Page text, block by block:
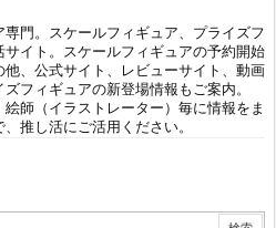
専門。スケールフィギュア、プライズフ
サイト。スケールフィギュアの予約開始
他、公式サイト、レビューサイト、動画
フィギュアの新登場情報もご案内。
絵師（イラストレーター）毎に情報をま
推し活にご活用ください。